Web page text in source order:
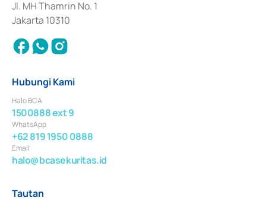
Jl. MH Thamrin No. 1
Jakarta 10310
Hubungi Kami
Halo BCA
1500888 ext 9
WhatsApp
+62 819 1950 0888
Email
halo@bcasekuritas.id
Tautan